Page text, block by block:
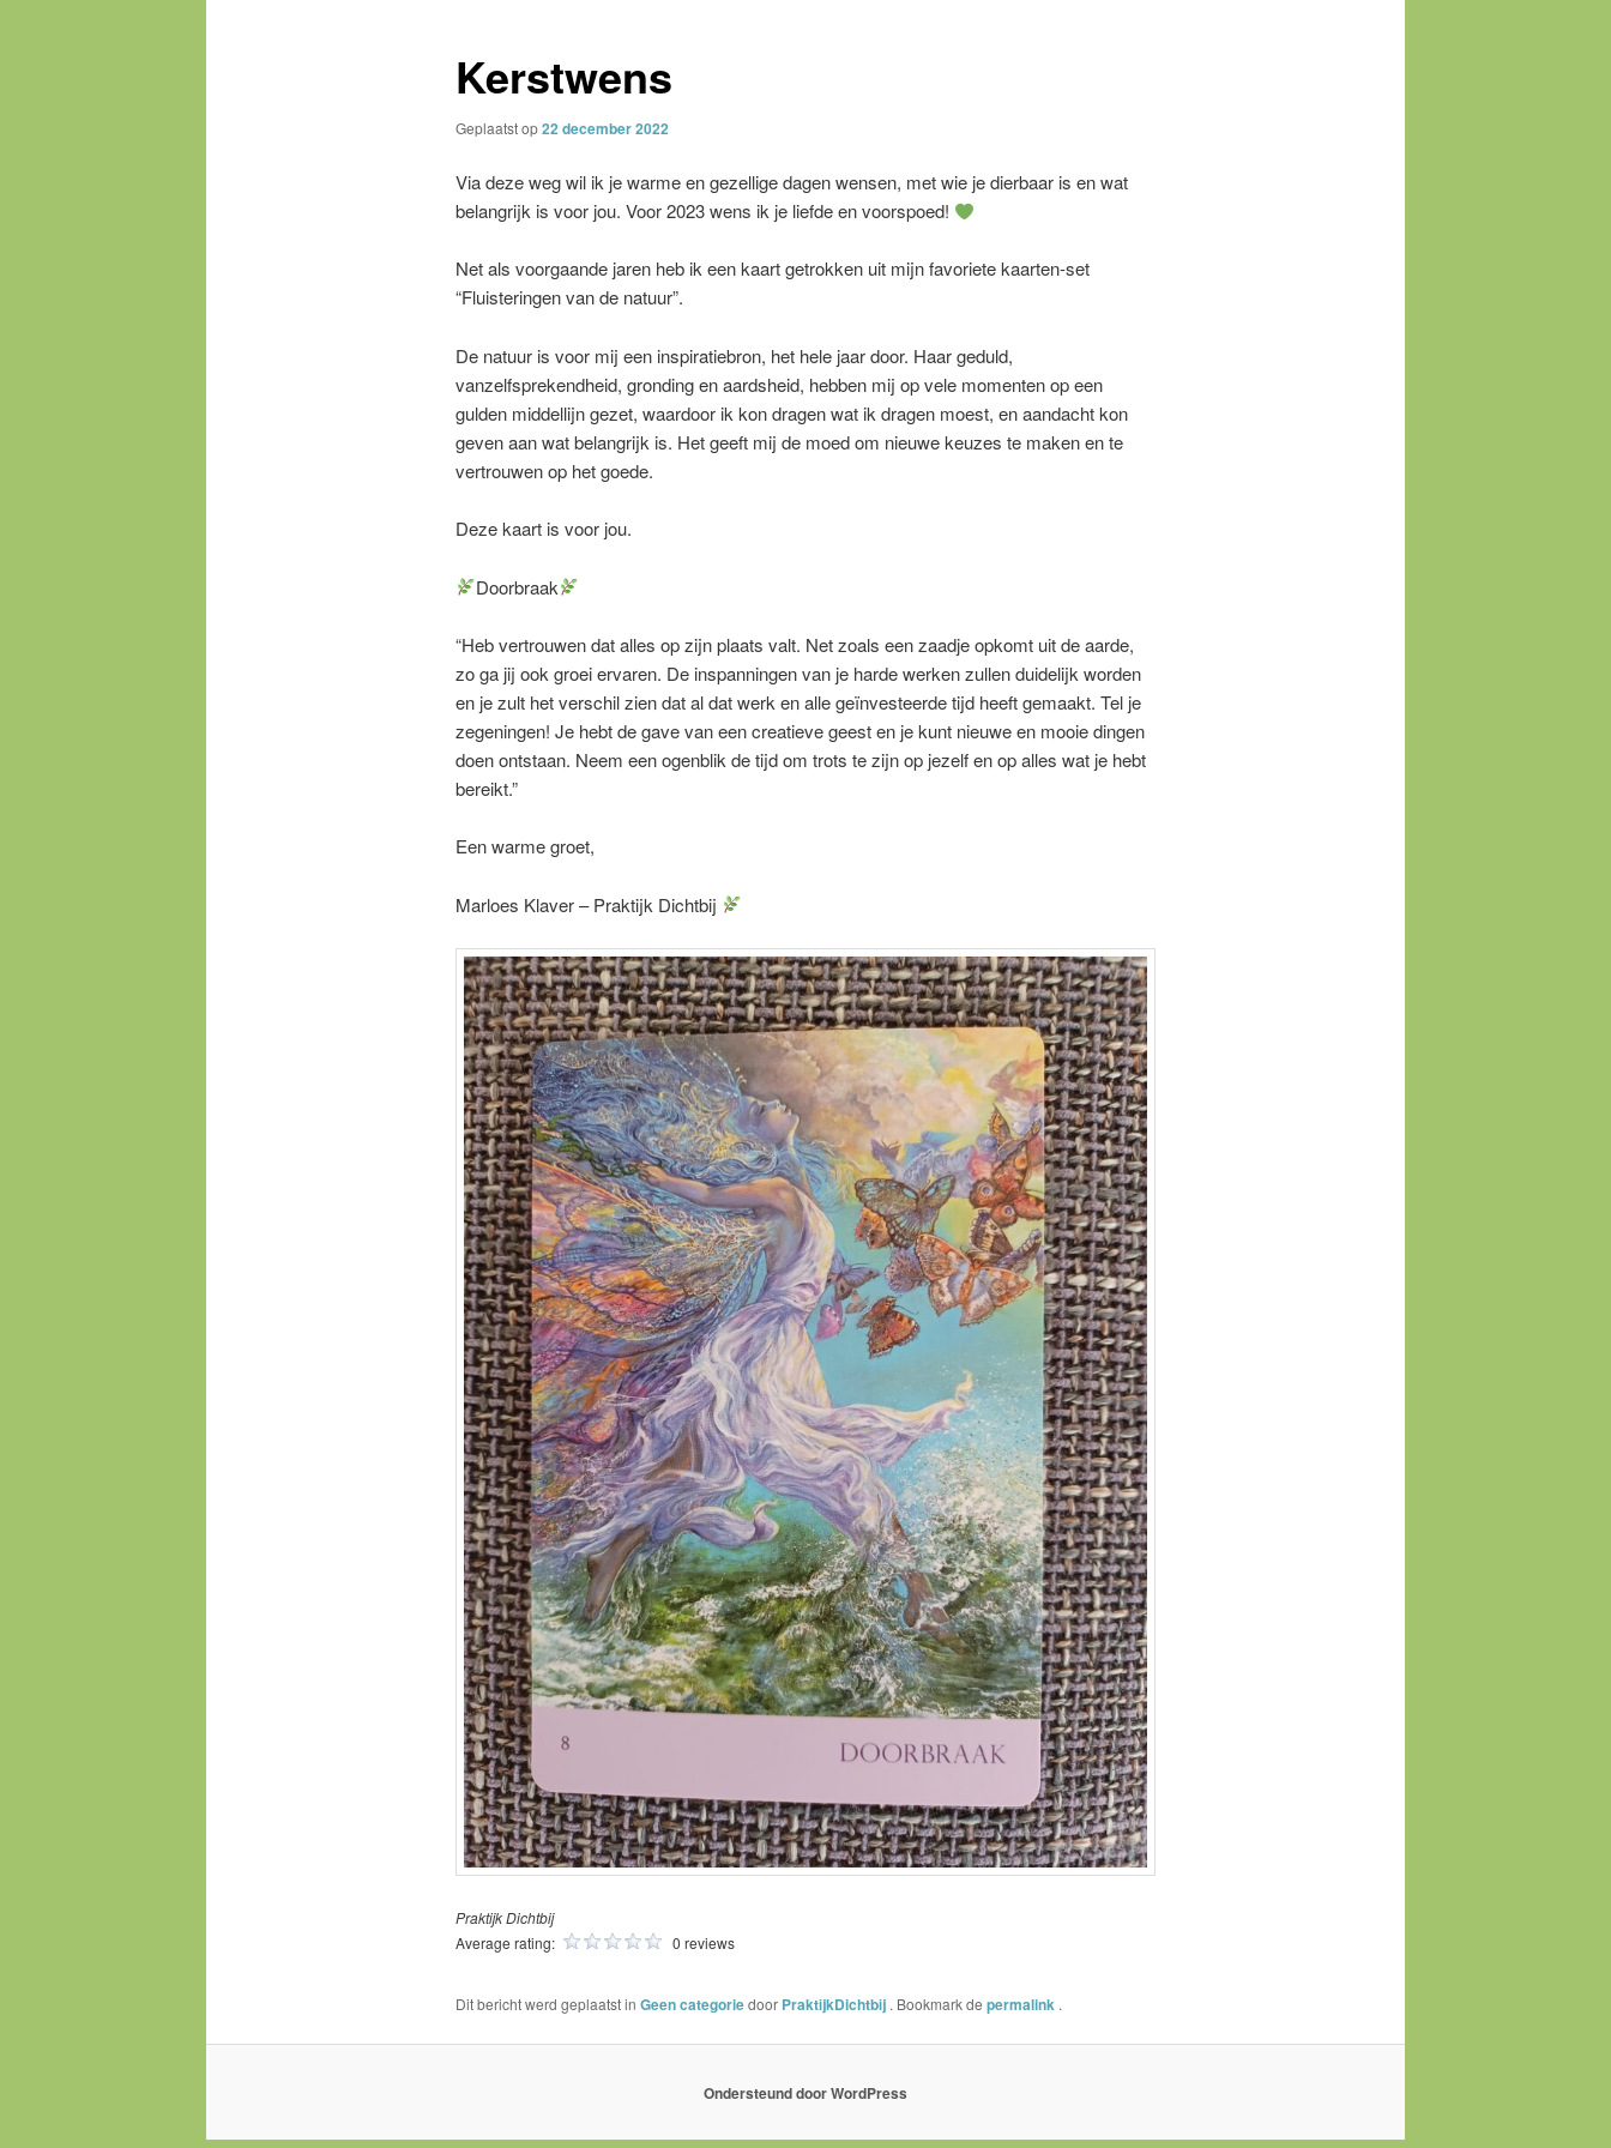
Kerstwens
Geplaatst op22 december 2022
Via deze weg wil ik je warme en gezellige dagen wensen, met wie je dierbaar is en wat
belangrijk is voor jou. Voor 2023 wens ik je liefde en voorspoed!
Net als voorgaande jaren heb ik een kaart getrokken uit mijn favoriete kaarten-set
“Fluisteringen van de natuur”.
De natuur is voor mij een inspiratiebron, het hele jaar door. Haar geduld,
vanzelfsprekendheid, gronding en aardsheid, hebben mij op vele momenten op een
gulden middellijn gezet, waardoor ik kon dragen wat ik dragen moest, en aandacht kon
geven aan wat belangrijk is. Het geeft mij de moed om nieuwe keuzes te maken en te
vertrouwen op het goede.
Deze kaart is voor jou.
Doorbraak
“Heb vertrouwen dat alles op zijn plaats valt. Net zoals een zaadje opkomt uit de aarde,
zo ga jij ook groei ervaren. De inspanningen van je harde werken zullen duidelijk worden
en je zult het verschil zien dat al dat werk en alle geïnvesteerde tijd heeft gemaakt. Tel je
zegeningen! Je hebt de gave van een creatieve geest en je kunt nieuwe en mooie dingen
doen ontstaan. Neem een ogenblik de tijd om trots te zijn op jezelf en op alles wat je hebt
bereikt.”
Een warme groet,
Marloes Klaver – Praktijk Dichtbij
Praktijk Dichtbij
Average rating:
0 reviews
Dit bericht werd geplaatst in Geen categoriedoor PraktijkDichtbij . Bookmark de permalink .
Ondersteund door WordPress